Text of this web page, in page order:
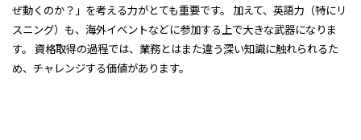
ぜ動くのか？」を考える力がとても重要です。 加えて、英語力（特にリ
スニング）も、海外イベントなどに参加する上で大きな武器になりま
す。 資格取得の過程では、業務とはまた違う深い知識に触れられるた
め、チャレンジする価値があります。